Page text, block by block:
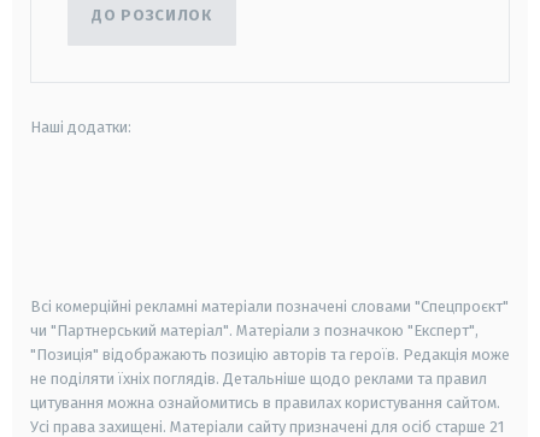
ДО РОЗСИЛОК
Наші додатки:
Всі комерційні рекламні матеріали позначені словами "Спецпроєкт"
чи "Партнерський матеріал". Матеріали з позначкою "Експерт",
"Позиція" відображають позицію авторів та героїв. Редакція може
не поділяти їхніх поглядів. Детальніше щодо реклами та правил
цитування можна ознайомитись в правилах користування сайтом.
Усі права захищені. Матеріали сайту призначені для осіб старше 21